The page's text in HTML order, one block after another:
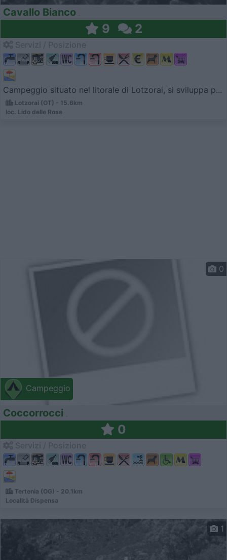
Cavallo Bianco
9 2
Campeggio situato nel litorale di Lotzorai, si sviluppa p...
Lotzorai (OT) - 15.6km
loc. Lido delle Rose
Campeggio
0
Coccorrocci
0
Tertenia (OG) - 20.1km
Località Dispensa
1